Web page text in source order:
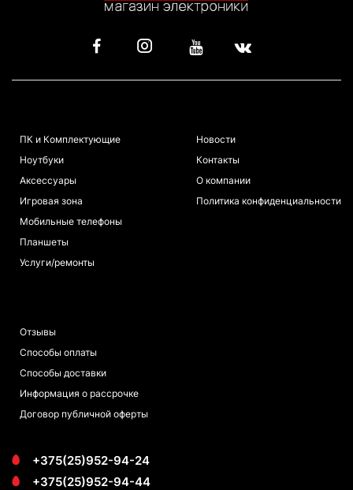
ПК и Комплектующие
Ноутбуки
Аксессуары
Игровая зона
Мобильные телефоны
Планшеты
Услуги/ремонты
Новости
Контакты
О компании
Политика конфиденциальности
Отзывы
Способы оплаты
Способы доставки
Информация о рассрочке
Договор публичной оферты
+375(25)952-94-24
+375(25)952-94-44